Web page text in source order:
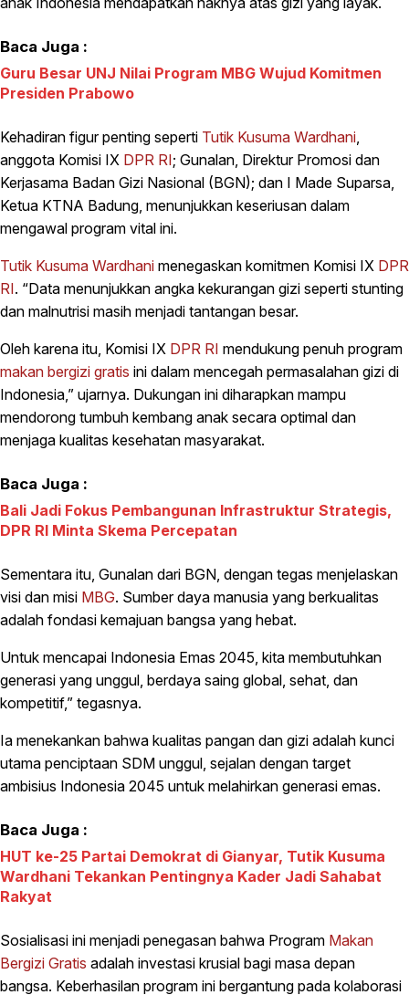
Baca Juga :
Guru Besar UNJ Nilai Program MBG Wujud Komitmen
Presiden Prabowo
Kehadiran figur penting seperti Tutik Kusuma Wardhani,
anggota Komisi IX DPR RI; Gunalan, Direktur Promosi dan
Kerjasama Badan Gizi Nasional (BGN); dan I Made Suparsa,
Ketua KTNA Badung, menunjukkan keseriusan dalam
mengawal program vital ini.
Tutik Kusuma Wardhani menegaskan komitmen Komisi IX DPR
RI. “Data menunjukkan angka kekurangan gizi seperti stunting
dan malnutrisi masih menjadi tantangan besar.
Oleh karena itu, Komisi IX DPR RI mendukung penuh program
makan bergizi gratis ini dalam mencegah permasalahan gizi di
Indonesia,” ujarnya. Dukungan ini diharapkan mampu
mendorong tumbuh kembang anak secara optimal dan
menjaga kualitas kesehatan masyarakat.
Baca Juga :
Bali Jadi Fokus Pembangunan Infrastruktur Strategis,
DPR RI Minta Skema Percepatan
Sementara itu, Gunalan dari BGN, dengan tegas menjelaskan
visi dan misi MBG. Sumber daya manusia yang berkualitas
adalah fondasi kemajuan bangsa yang hebat.
Untuk mencapai Indonesia Emas 2045, kita membutuhkan
generasi yang unggul, berdaya saing global, sehat, dan
kompetitif,” tegasnya.
Ia menekankan bahwa kualitas pangan dan gizi adalah kunci
utama penciptaan SDM unggul, sejalan dengan target
ambisius Indonesia 2045 untuk melahirkan generasi emas.
Baca Juga :
HUT ke-25 Partai Demokrat di Gianyar, Tutik Kusuma
Wardhani Tekankan Pentingnya Kader Jadi Sahabat
Rakyat
Sosialisasi ini menjadi penegasan bahwa Program Makan
Bergizi Gratis adalah investasi krusial bagi masa depan
bangsa. Keberhasilan program ini bergantung pada kolaborasi